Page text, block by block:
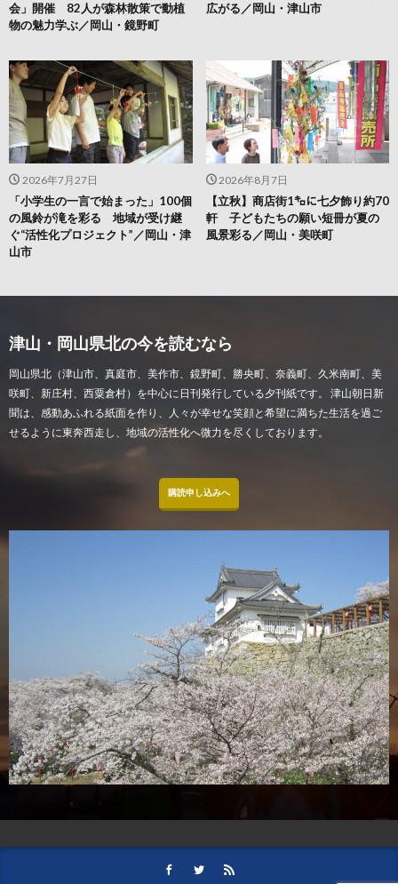
2026年8月7日
【立秋】商店街1㌔に七夕飾り約70
軒 子どもたちの願い短冊が夏の
風景彩る／岡山・美咲町
2026年7月27日
「小学生の一言で始まった」100個
の風鈴が滝を彩る 地域が受け継
ぐ“活性化プロジェクト”／岡山・津
山市
広がる／岡山・津山市
会」開催 82人が森林散策で動植
物の魅力学ぶ／岡山・鏡野町
津山・岡山県北の今を読むなら
岡山県北（津山市、真庭市、美作市、鏡野町、勝央町、奈義町、久米南町、美
咲町、新庄村、西粟倉村）を中心に日刊発行している夕刊紙です。 津山朝日新
聞は、感動あふれる紙面を作り、人々が幸せな笑顔と希望に満ちた生活を過ご
せるように東奔西走し、地域の活性化へ微力を尽くしております。
購読申し込みへ